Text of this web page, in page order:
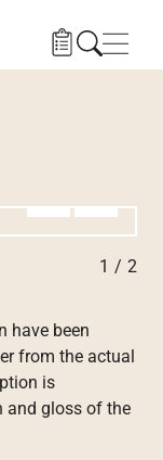
1 / 2
have been
from the actual
is
and gloss of the